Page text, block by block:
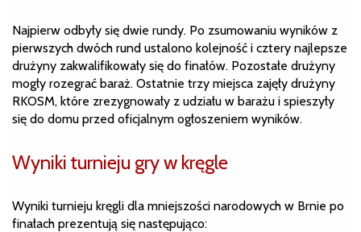
Najpierw odbyły się dwie rundy. Po zsumowaniu wyników z
pierwszych dwóch rund ustalono kolejność i cztery najlepsze
drużyny zakwalifikowały się do finałów. Pozostałe drużyny
mogły rozegrać baraż. Ostatnie trzy miejsca zajęły drużyny
RKOSM, które zrezygnowały z udziału w barażu i spieszyły
się do domu przed oficjalnym ogłoszeniem wyników.
Wyniki turnieju gry w kręgle
Wyniki turnieju kręgli dla mniejszości narodowych w Brnie po
finałach prezentują się następująco: